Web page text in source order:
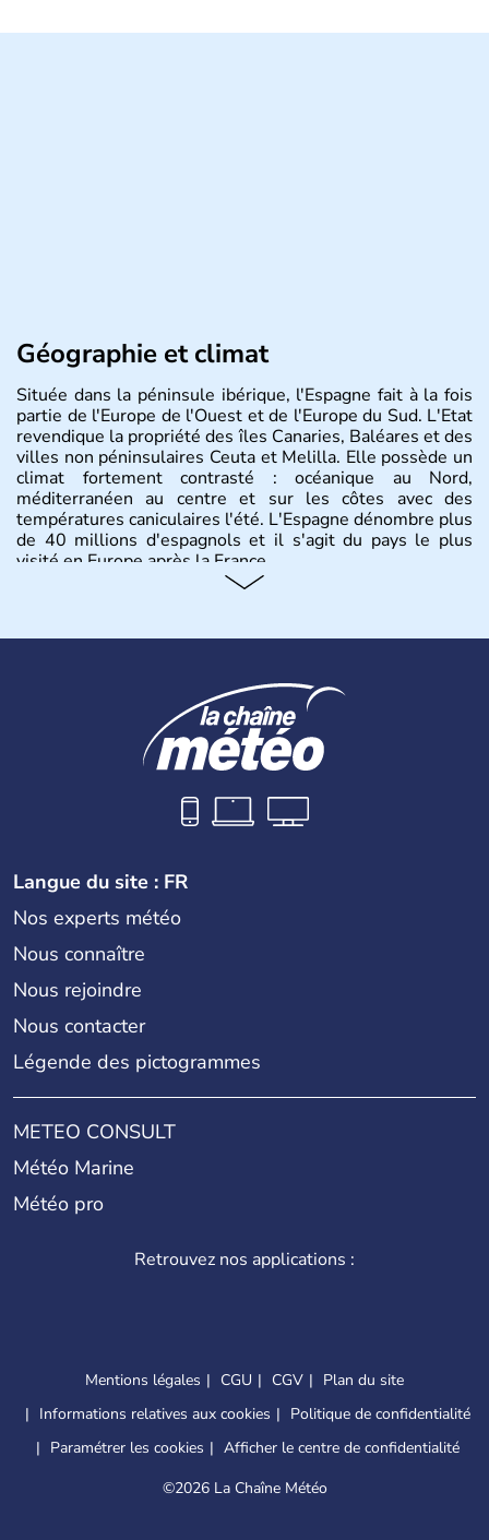
Géographie et climat
Située dans la péninsule ibérique, l'Espagne fait à la fois
partie de l'Europe de l'Ouest et de l'Europe du Sud. L'Etat
revendique la propriété des îles Canaries, Baléares et des
villes non péninsulaires Ceuta et Melilla. Elle possède un
climat fortement contrasté : océanique au Nord,
méditerranéen au centre et sur les côtes avec des
températures caniculaires l'été. L'Espagne dénombre plus
de 40 millions d'espagnols et il s'agit du pays le plus
visité en Europe après la France.
Le territoire espagnol a tout d'abord été occupé par les
envahissent la péninsule au IIe siècle avant J.C et
apportent leur langue ainsi que leur religion. L'Espagne
s'impose comme la première puissance de l'Europe au
XIème siècle et le reste pendant plus de 100 ans. Madrid
rejoint le pays à partir de 1801 après avoir appartenu au
Portugal. Cette monarchie constitutionnelle intègre
l'Union Européenne en 1986.
Langue du site : FR
Nos experts météo
Nous connaître
Nous rejoindre
Nous contacter
Légende des pictogrammes
METEO CONSULT
Météo Marine
Météo pro
Retrouvez nos applications :
Mentions légales CGU CGV
Plan du site
Informations relatives aux cookies
Politique de confidentialité
Paramétrer les cookies
Afficher le centre de confidentialité
©2026 La Chaîne Météo